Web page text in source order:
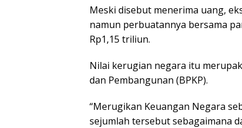
Meski disebut menerima uang,
namun perbuatannya bersama
Rp1,15 triliun.
Nilai kerugian negara itu
dan Pembangunan (BPKP).
“Merugikan Keuangan Negara
sejumlah tersebut sebagaimana